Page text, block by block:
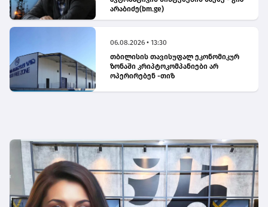
არაბიძე(bm.ge)
06.08.2026 • 13:30
თბილისის თავისუფალ ეკონომიკურ
ზონაში კრიპტოკომპანიები არ
ოპერირებენ -თიზ